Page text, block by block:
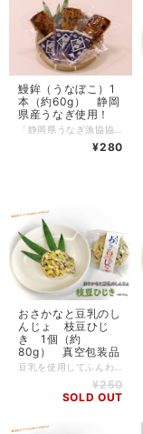
鰻鉾（うなぼこ）1
本（約60g） 静岡
県産うなぎ使用！
¥280
おさかなと豆乳のし
んじょ 枝豆ひじ
き 1個（約
80g） 真空包装品
¥250
SOLD OUT